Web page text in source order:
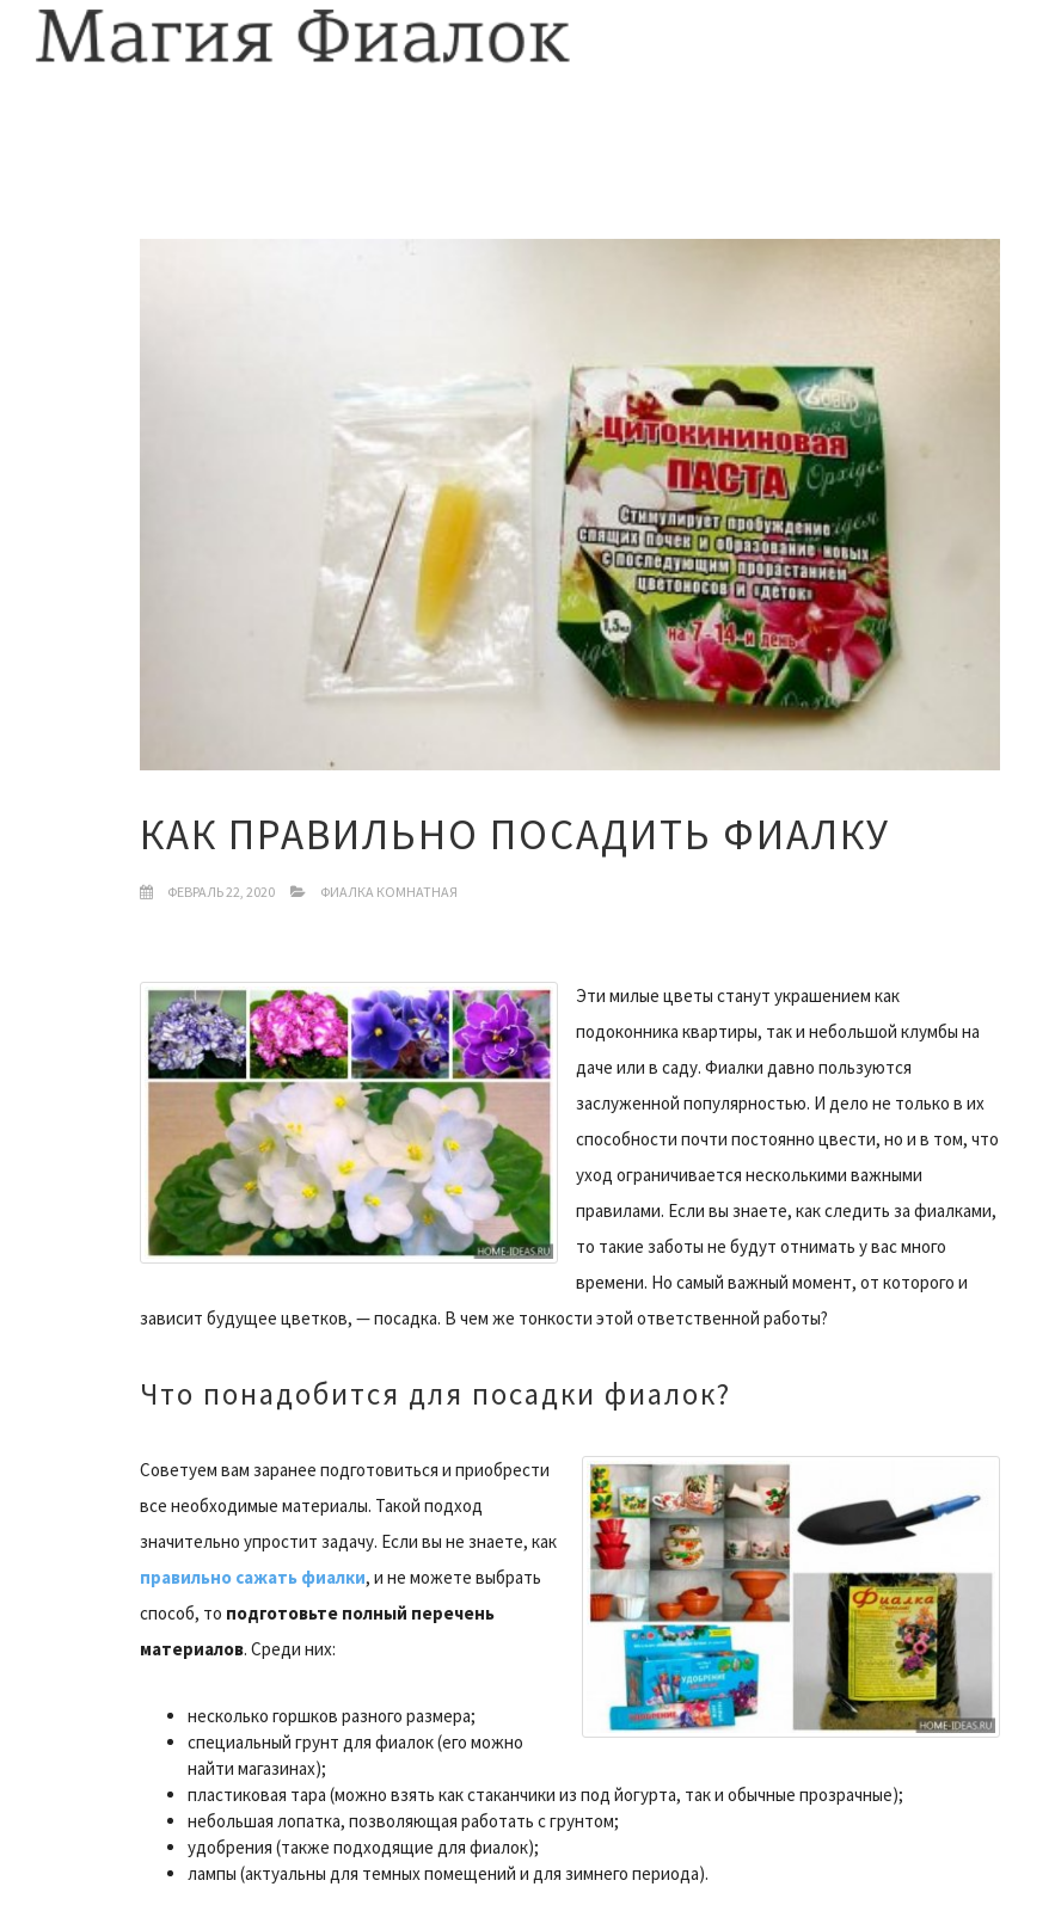
КАК ПРАВИЛЬНО ПОСАДИТЬ ФИАЛКУ
ФЕВРАЛЬ 22, 2020 ФИАЛКА КОМНАТНАЯ
Эти милые цветы станут украшением как
подоконника квартиры, так и небольшой клумбы на
даче или в саду. Фиалки давно пользуются
заслуженной популярностью. И дело не только в их
способности почти постоянно цвести, но и в том, что
уход ограничивается несколькими важными
правилами. Если вы знаете, как следить за фиалками,
то такие заботы не будут отнимать у вас много
времени. Но самый важный момент, от которого и
зависит будущее цветков, — посадка. В чем же тонкости этой ответственной работы?
Что понадобится для посадки фиалок?
Советуем вам заранее подготовиться и приобрести
все необходимые материалы. Такой подход
значительно упростит задачу. Если вы не знаете, как
правильно сажать фиалки, и не можете выбрать
способ, то подготовьте полный перечень
материалов. Среди них:
несколько горшков разного размера;
специальный грунт для фиалок (его можно
найти магазинах);
пластиковая тара (можно взять как стаканчики из под йогурта, так и обычные прозрачные);
небольшая лопатка, позволяющая работать с грунтом;
удобрения (также подходящие для фиалок);
лампы (актуальны для темных помещений и для зимнего периода).